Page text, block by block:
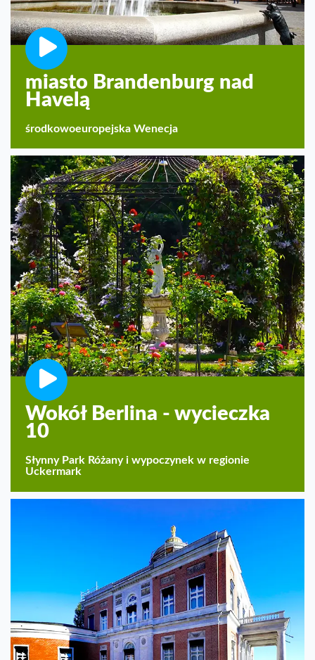
miasto Brandenburg nad
Havelą
środkowoeuropejska Wenecja
Wokół Berlina - wycieczka
10
Słynny Park Różany i wypoczynek w regionie
Uckermark